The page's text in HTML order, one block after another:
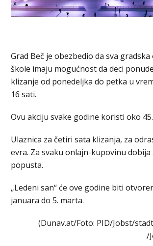
Grad Beč je obezbedio da sva
škole imaju mogućnost da deci
klizanje od ponedeljka do petka u
16 sati.
Ovu akciju svake godine koristi oko
Ulaznica za četiri sata klizanja, za
evra. Za svaku onlajn-kupovinu dobija
popusta.
„Ledeni san“ će ove godine biti
januara do 5. marta.
(Dunav.at/Foto: PID/Jobst/
/